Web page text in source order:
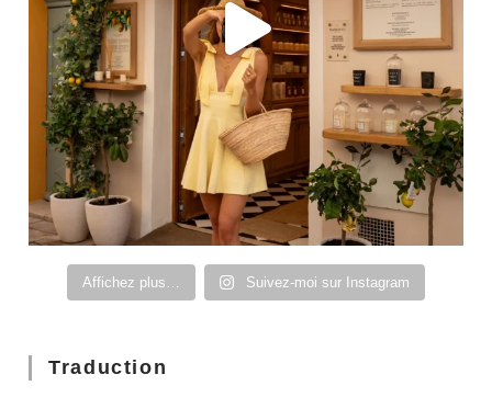
Affichez plus… Suivez-moi sur Instagram
Traduction